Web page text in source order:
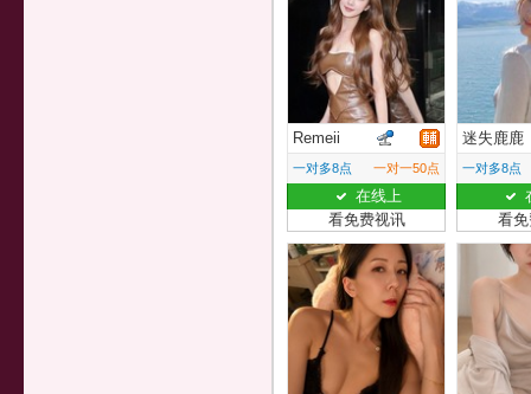
Remeii
一对多8点 一对一50点
在线上
看免费视讯
迷失鹿鹿
一对多8点
看